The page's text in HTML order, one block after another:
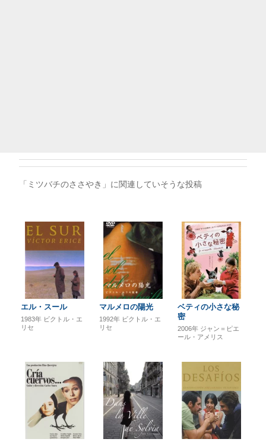
「ミツバチのささやき」に関連していそうな投稿
エル・スール
1983年 ビクトル・エ
リセ
マルメロの陽光
1992年 ビクトル・エ
リセ
ベティの小さな秘
密
2006年 ジャン＝ピエ
ール・アメリス